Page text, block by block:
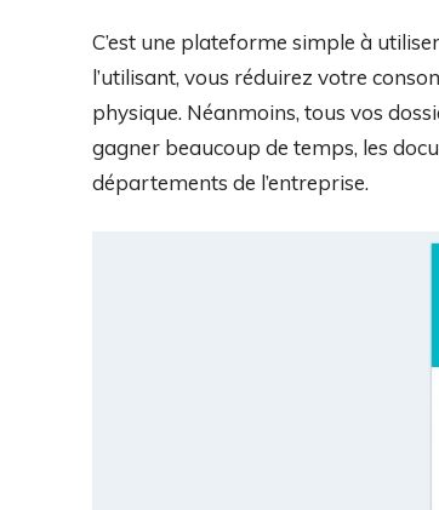
C’est une plateforme simple à
l’utilisant, vous réduirez votre
physique. Néanmoins, tous vos
gagner beaucoup de temps, les
départements de l’entreprise.